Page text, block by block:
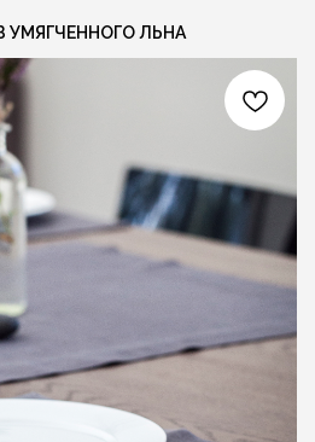
УМЯГЧЕННОГО ЛЬНА
персональных